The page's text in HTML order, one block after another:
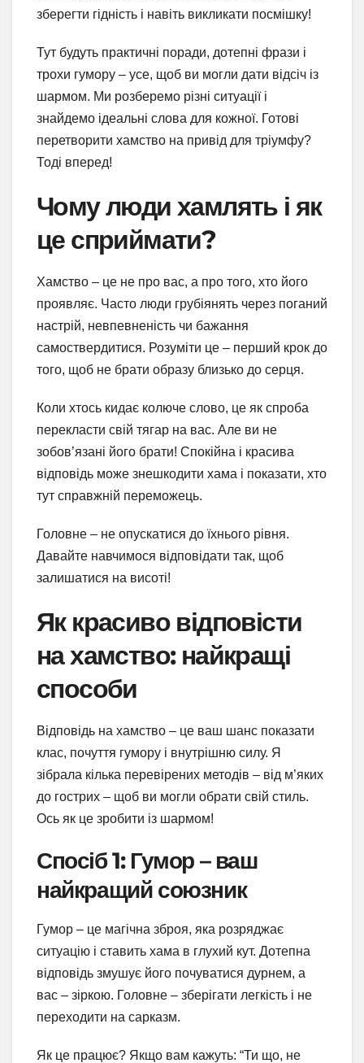
зберегти гідність і навіть викликати посмішку!
Тут будуть практичні поради, дотепні фрази і
трохи гумору – усе, щоб ви могли дати відсіч із
шармом. Ми розберемо різні ситуації і
знайдемо ідеальні слова для кожної. Готові
перетворити хамство на привід для тріумфу?
Тоді вперед!
Чому люди хамлять і як
це сприймати?
Хамство – це не про вас, а про того, хто його
проявляє. Часто люди грубіянять через поганий
настрій, невпевненість чи бажання
самоствердитися. Розуміти це – перший крок до
того, щоб не брати образу близько до серця.
Коли хтось кидає колюче слово, це як спроба
перекласти свій тягар на вас. Але ви не
зобов’язані його брати! Спокійна і красива
відповідь може знешкодити хама і показати, хто
тут справжній переможець.
Головне – не опускатися до їхнього рівня.
Давайте навчимося відповідати так, щоб
залишатися на висоті!
Як красиво відповісти
на хамство: найкращі
способи
Відповідь на хамство – це ваш шанс показати
клас, почуття гумору і внутрішню силу. Я
зібрала кілька перевірених методів – від м’яких
до гострих – щоб ви могли обрати свій стиль.
Ось як це зробити із шармом!
Спосіб 1: Гумор – ваш
найкращий союзник
Гумор – це магічна зброя, яка розряджає
ситуацію і ставить хама в глухий кут. Дотепна
відповідь змушує його почуватися дурнем, а
вас – зіркою. Головне – зберігати легкість і не
переходити на сарказм.
Як це працює? Якщо вам кажуть: “Ти що, не